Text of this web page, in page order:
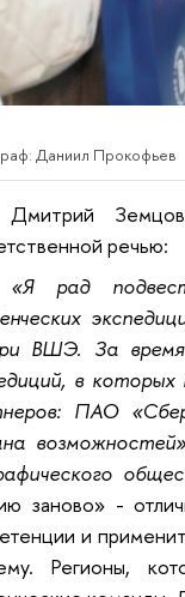
Даниил Прокофьев
Дмитрий
речью:
«Я рад
ВШЭ. За время
в
ПАО
заново» -
и
Регионы,